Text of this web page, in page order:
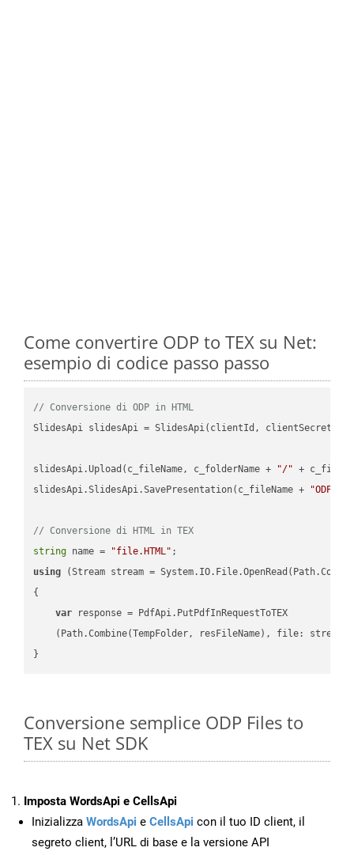
Come convertire ODP to TEX su Net:
esempio di codice passo passo
// Conversione di ODP in HTML
SlidesApi slidesApi = SlidesApi(clientId, clientSecret);
slidesApi.Upload(c_fileName, c_folderName + "/" +
slidesApi.SlidesApi.SavePresentation(c_fileName +
"ODP"
// Conversione di HTML in TEX
string name = "file.HTML"
using (Stream stream =
{
var response = PdfApi.PutPdfInRequestToTEX
    (Path.Combine(TempFolder, resFileName), file: stream);
Conversione semplice ODP Files to
TEX su Net SDK
Imposta WordsApi e CellsApi
Inizializza WordsApi e CellsApi con il tuo ID client, il
segreto client, l’URL di base e la versione API